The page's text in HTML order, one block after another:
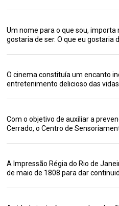
Um nome para o que sou,
gostaria de ser. O que eu gostaria
O cinema constituía um encanto
entretenimento delicioso das
Com o objetivo de auxiliar a
Cerrado, o Centro de
A Impressão Régia do Rio de
de maio de 1808 para dar